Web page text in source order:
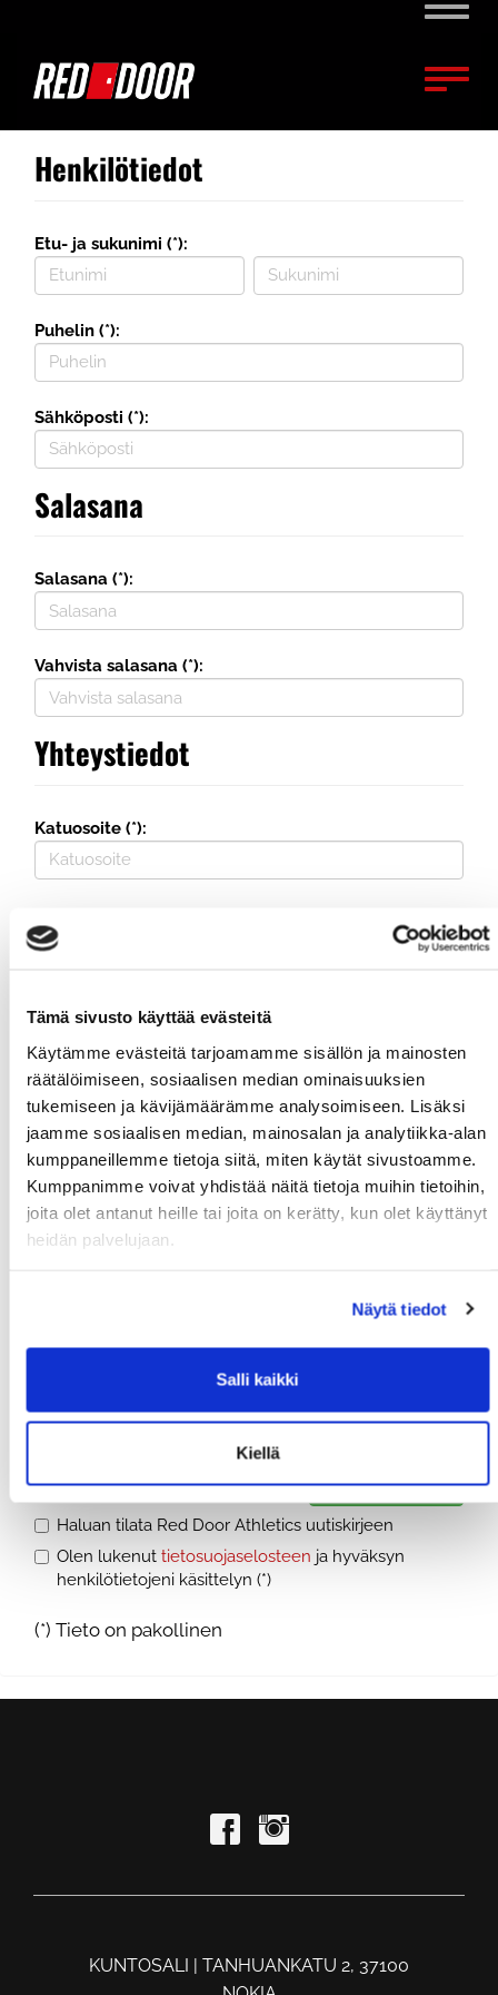
Tämä sivusto käyttää evästeitä
Käytämme evästeitä tarjoamamme sisällön ja mainosten
räätälöimiseen, sosiaalisen median ominaisuuksien
tukemiseen ja kävijämäärämme analysoimiseen. Lisäksi
jaamme sosiaalisen median, mainosalan ja analytiikka-alan
kumppaneillemme tietoja siitä, miten käytät sivustoamme.
Kumppanimme voivat yhdistää näitä tietoja muihin tietoihin,
joita olet antanut heille tai joita on kerätty, kun olet käyttänyt
heidän palvelujaan.
Näytä tiedot
Salli kaikki
Kiellä
Henkilötiedot
Etu- ja sukunimi (*):
Puhelin (*):
Sähköposti (*):
Salasana
Salasana (*):
Vahvista salasana (*):
Yhteystiedot
Katuosoite (*):
Suomi
Lisätiedot
Rekisteröidy
Haluan tilata Red Door Athletics uutiskirjeen
Olen lukenut tietosuojaselosteen ja hyväksyn
henkilötietojeni käsittelyn (*)
(*) Tieto on pakollinen
KUNTOSALI | TANHUANKATU 2, 37100